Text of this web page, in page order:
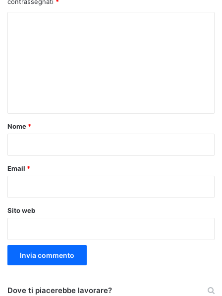
o
Nome *
Email *
Sito web
Dove ti piacerebbe lavorare?